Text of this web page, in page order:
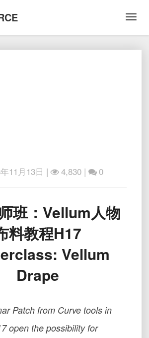
11月13日 | 4,830 | 0
H17
师
班：
Vellum
人
物
布
教
程
H17
班：Vellum人物
料教程H17
Vellum
Drape
Patch from Curve tools in
open the possibility for